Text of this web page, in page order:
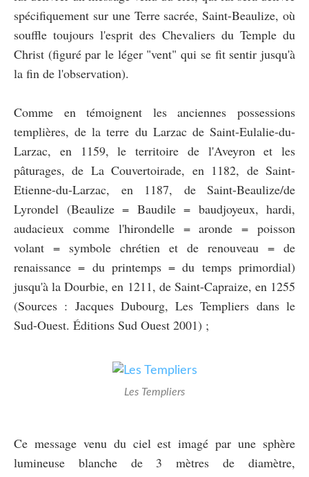
spécifiquement sur une Terre sacrée, Saint-Beaulize, où
souffle toujours l'esprit des Chevaliers du Temple du
Christ (figuré par le léger "vent" qui se fit sentir jusqu'à
la fin de l'observation).
Comme en témoignent les anciennes possessions
templières, de la terre du Larzac de Saint-Eulalie-du-
Larzac, en 1159, le territoire de l'Aveyron et les
pâturages, de La Couvertoirade, en 1182, de Saint-
Etienne-du-Larzac, en 1187, de Saint-Beaulize/de
Lyrondel (Beaulize = Baudile = baudjoyeux, hardi,
audacieux comme l'hirondelle = aronde = poisson
volant = symbole chrétien et de renouveau = de
renaissance = du printemps = du temps primordial)
jusqu'à la Dourbie, en 1211, de Saint-Capraize, en 1255
(Sources : Jacques Dubourg, Les Templiers dans le
Sud-Ouest. Éditions Sud Ouest 2001) ;
Les Templiers
Ce message venu du ciel est imagé par une sphère
lumineuse blanche de 3 mètres de diamètre,